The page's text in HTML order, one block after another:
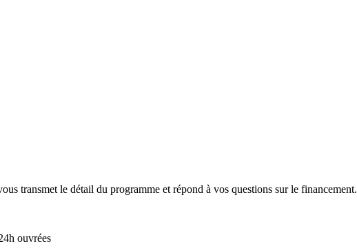
le détail du programme et répond à vos questions sur le financement.
ouvrées